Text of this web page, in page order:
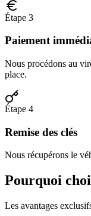
Étape 3
Paiement
Nous procédons au
place.
Étape 4
Remise des clés
Nous récupérons le
Pourquoi
Les avantages